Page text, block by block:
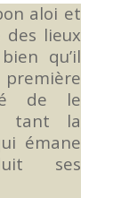
aloi et
des lieux
qu’il
de le
tant la
émane
ses